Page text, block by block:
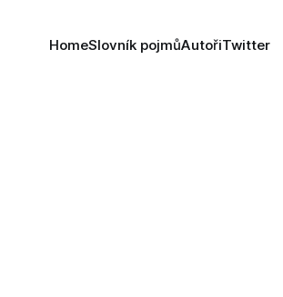
HomeSlovník pojmůAutořiTwitter